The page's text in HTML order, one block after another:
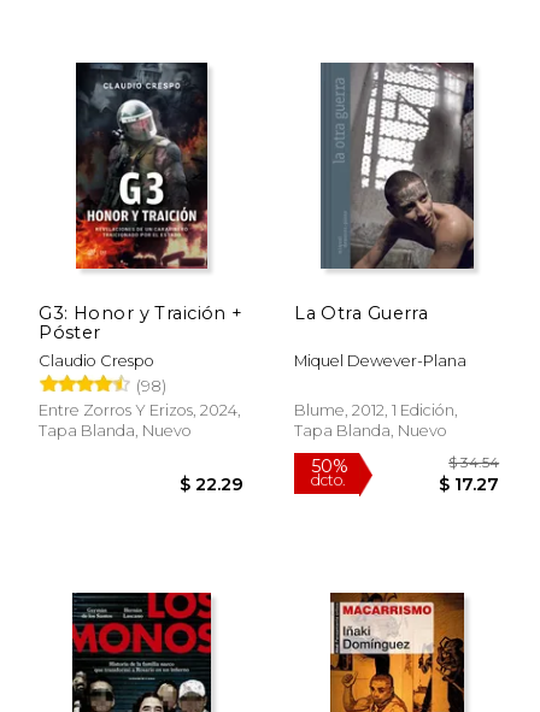
15%
dcto. $ 22.32
50%
dcto.
G3: Honor y Traición +
Póster
Claudio Crespo
(98)
Entre Zorros Y Erizos, 2024,
Tapa Blanda, Nuevo
$ 22.29
La Otra Guerra
Miquel Dewever-Plana
Blume, 2012, 1 Edición,
Tapa Blanda, Nuevo
50%
dcto.